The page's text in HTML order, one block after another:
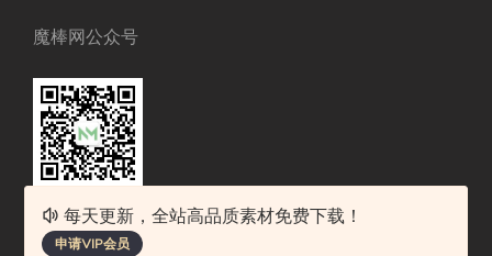
魔棒网公众号
魔棒网提供优质设计模板下载，分享优秀的设计。素材包含了APP设计、
每天更新，全站高品质素材免费下载！
申请VIP会员